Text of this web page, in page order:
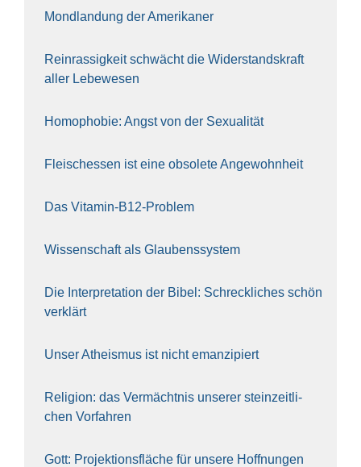
Mond­lan­dung der Ame­ri­ka­ner
Rein­ras­sig­keit schwächt die Wider­stands­kraft
aller Lebe­we­sen
Homo­pho­bie: Angst von der Sexua­li­tät
Fleisch­essen ist eine obso­le­te An‍ge‍wohn‍heit
Das Vit­amin-B12-Pro­blem
Wis­sen­schaft als Glau­bens­sys­tem
Die Inter­pre­ta­ti­on der Bibel: Schreck­li­ches schön
ver­klärt
Unser Athe­is­mus ist nicht eman­zi­piert
Reli­gi­on: das Ver­mächt­nis unse­rer stein­zeit­li­
chen Vor­fah­ren
Gott: Pro­jek­ti­ons­flä­che für unse­re Hoff­nun­gen